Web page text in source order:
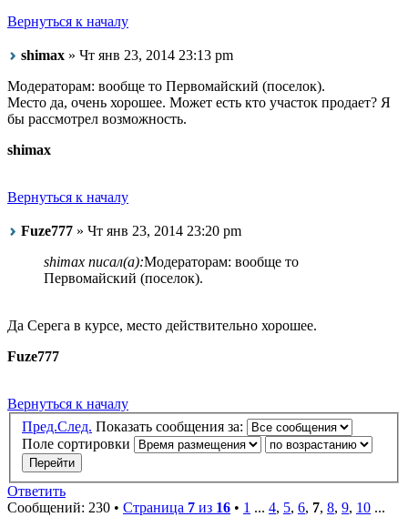
Вернуться к началу
shimax » Чт янв 23, 2014 23:13 pm
Модераторам: вообще то Первомайский (поселок).
Место да, очень хорошее. Может есть кто участок продает? Я
бы рассмотрел возможность.
shimax
Вернуться к началу
Fuze777 » Чт янв 23, 2014 23:20 pm
shimax писал(а):Модераторам: вообще то
Первомайский (поселок).
Да Серега в курсе, место действительно хорошее.
Fuze777
Вернуться к началу
Пред.След. Показать сообщения за:
Поле сортировки
Ответить
Сообщений: 230 • Страница 7 из 16 • 1 ... 4, 5, 6, 7, 8, 9, 10 ...